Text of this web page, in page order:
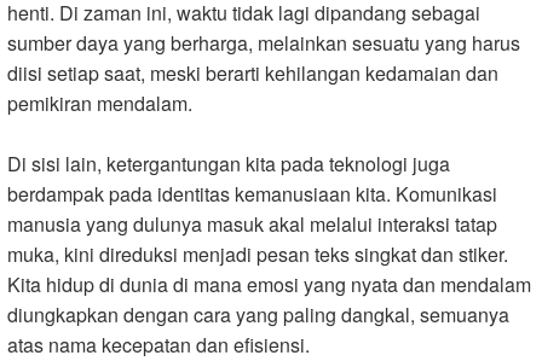
henti. Di zaman ini, waktu tidak lagi dipandang sebagai
sumber daya yang berharga, melainkan sesuatu yang harus
diisi setiap saat, meski berarti kehilangan kedamaian dan
pemikiran mendalam.
Di sisi lain, ketergantungan kita pada teknologi juga
berdampak pada identitas kemanusiaan kita. Komunikasi
manusia yang dulunya masuk akal melalui interaksi tatap
muka, kini direduksi menjadi pesan teks singkat dan stiker.
Kita hidup di dunia di mana emosi yang nyata dan mendalam
diungkapkan dengan cara yang paling dangkal, semuanya
atas nama kecepatan dan efisiensi.